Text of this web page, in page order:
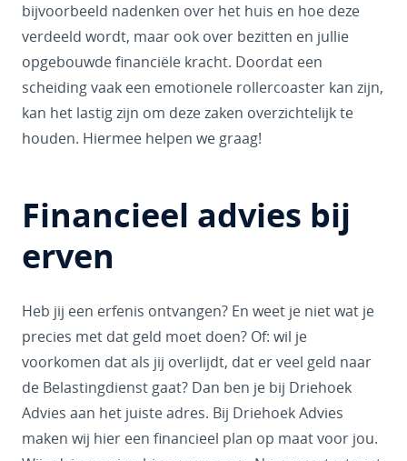
bijvoorbeeld nadenken over het huis en hoe deze
verdeeld wordt, maar ook over bezitten en jullie
opgebouwde financiële kracht. Doordat een
scheiding vaak een emotionele rollercoaster kan zijn,
kan het lastig zijn om deze zaken overzichtelijk te
houden. Hiermee helpen we graag!
Financieel advies bij
erven
Heb jij een erfenis ontvangen? En weet je niet wat je
precies met dat geld moet doen? Of: wil je
voorkomen dat als jij overlijdt, dat er veel geld naar
de Belastingdienst gaat? Dan ben je bij Driehoek
Advies aan het juiste adres. Bij Driehoek Advies
maken wij hier een financieel plan op maat voor jou.